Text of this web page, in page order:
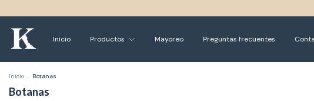
Inicio Productos Mayoreo Preguntas frecuentes
Inicio . Botanas
Botanas